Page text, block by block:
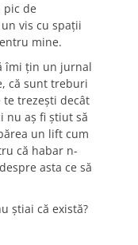
pic de
vis cu spații
mine.
îmi țin un jurnal
că sunt treburi
trezești decât
nu aș fi știut să
un lift cum
că habar n-
asta ce să
știai că există?